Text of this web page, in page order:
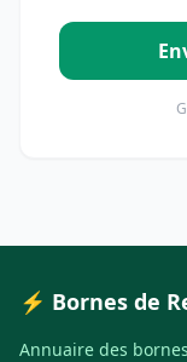
⚡ Bornes de
Annuaire des